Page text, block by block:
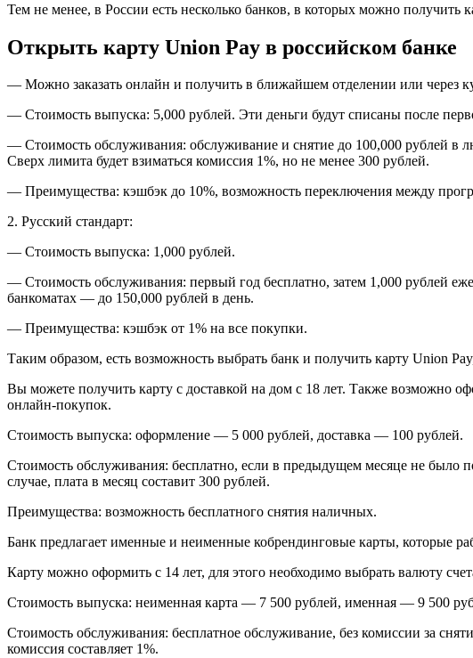
Тем не менее, в России есть несколько банков, в которых можно получить
Открыть карту Union Pay в российском банке
— Можно заказать онлайн и получить в ближайшем отделении или через
— Стоимость выпуска: 5,000 рублей. Эти деньги будут списаны после
— Стоимость обслуживания: обслуживание и снятие до 100,000 рублей в
Сверх лимита будет взиматься комиссия 1%, но не менее 300 рублей.
— Преимущества: кэшбэк до 10%, возможность переключения между
2. Русский стандарт:
— Стоимость выпуска: 1,000 рублей.
— Стоимость обслуживания: первый год бесплатно, затем 1,000 рублей
банкоматах — до 150,000 рублей в день.
— Преимущества: кэшбэк от 1% на все покупки.
Таким образом, есть возможность выбрать банк и получить карту Union
Вы можете получить карту с доставкой на дом с 18 лет. Также возможно
онлайн-покупок.
Стоимость выпуска: оформление — 5 000 рублей, доставка — 100 рублей.
Стоимость обслуживания: бесплатно, если в предыдущем месяце не было
случае, плата в месяц составит 300 рублей.
Преимущества: возможность бесплатного снятия наличных.
Банк предлагает именные и неименные кобрендинговые карты, которые
Карту можно оформить с 14 лет, для этого необходимо выбрать валюту
Стоимость выпуска: неименная карта — 7 500 рублей, именная — 9 500
Стоимость обслуживания: бесплатное обслуживание, без комиссии за
комиссия составляет 1%.